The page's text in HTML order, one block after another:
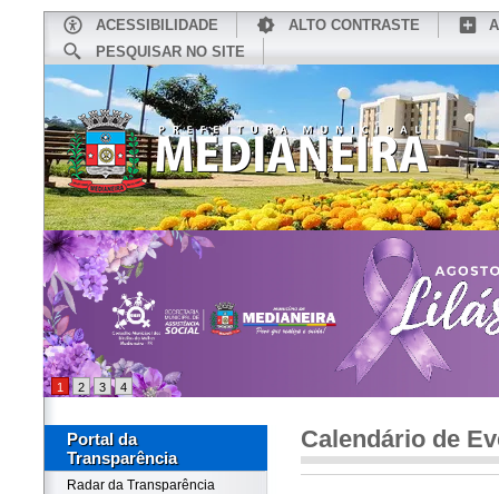
ACESSIBILIDADE ALTO CONTRASTE
PESQUISAR NO SITE
CONHEÇA MEDIANEIRA
1 2 3 4
Portal da
Transparência
Radar da Transparência
Calendário de